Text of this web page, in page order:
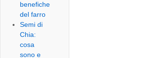
benefiche
del farro
Semi di
Chia:
cosa
sono e